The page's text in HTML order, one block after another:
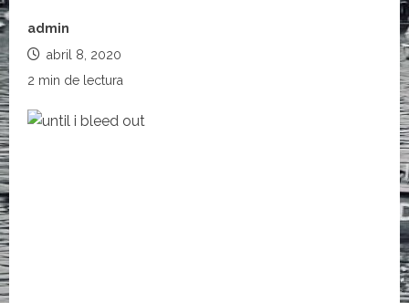
admin
abril 8, 2020
2 min de lectura